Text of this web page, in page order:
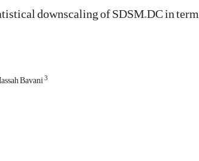
downscaling of SDSM–DC in
Bavani3